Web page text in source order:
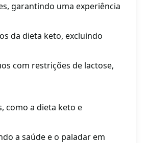
garantindo uma experiência
da dieta keto, excluindo
com restrições de lactose,
como a dieta keto e
a saúde e o paladar em